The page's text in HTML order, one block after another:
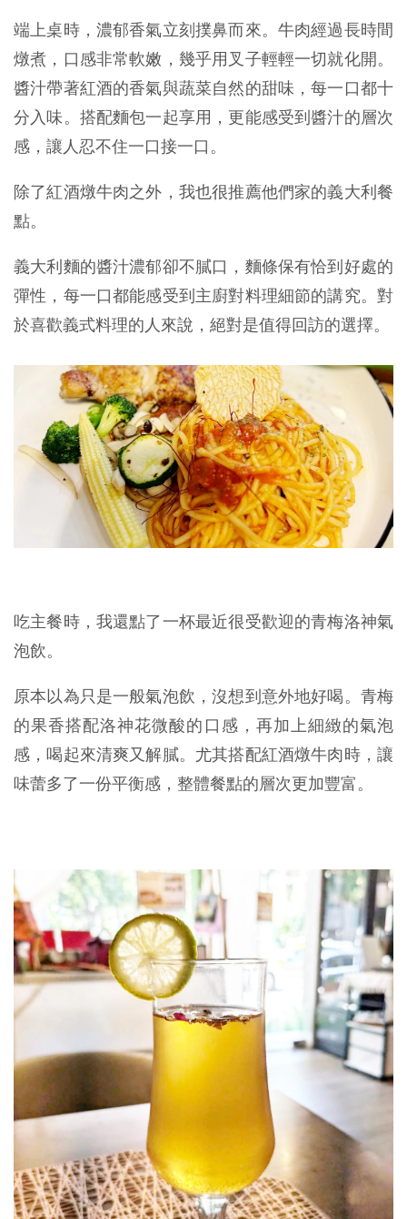
端上桌時，濃郁香氣立刻撲鼻而來。牛肉經過長時間
燉煮，口感非常軟嫩，幾乎用叉子輕輕一切就化開。
醬汁帶著紅酒的香氣與蔬菜自然的甜味，每一口都十
分入味。搭配麵包一起享用，更能感受到醬汁的層次
感，讓人忍不住一口接一口。
除了紅酒燉牛肉之外，我也很推薦他們家的義大利餐
點。
義大利麵的醬汁濃郁卻不膩口，麵條保有恰到好處的
彈性，每一口都能感受到主廚對料理細節的講究。對
於喜歡義式料理的人來說，絕對是值得回訪的選擇。
吃主餐時，我還點了一杯最近很受歡迎的青梅洛神氣
泡飲。
原本以為只是一般氣泡飲，沒想到意外地好喝。青梅
的果香搭配洛神花微酸的口感，再加上細緻的氣泡
感，喝起來清爽又解膩。尤其搭配紅酒燉牛肉時，讓
味蕾多了一份平衡感，整體餐點的層次更加豐富。